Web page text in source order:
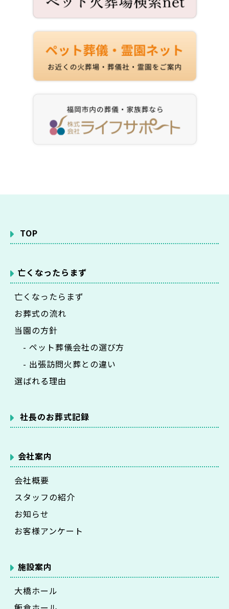
TOP
亡くなったらまず
亡くなったらまず
お葬式の流れ
当園の方針
- ペット葬儀会社の選び方
- 出張訪問火葬との違い
選ばれる理由
社長のお葬式記録
会社案内
会社概要
スタッフの紹介
お知らせ
お客様アンケート
施設案内
大橋ホール